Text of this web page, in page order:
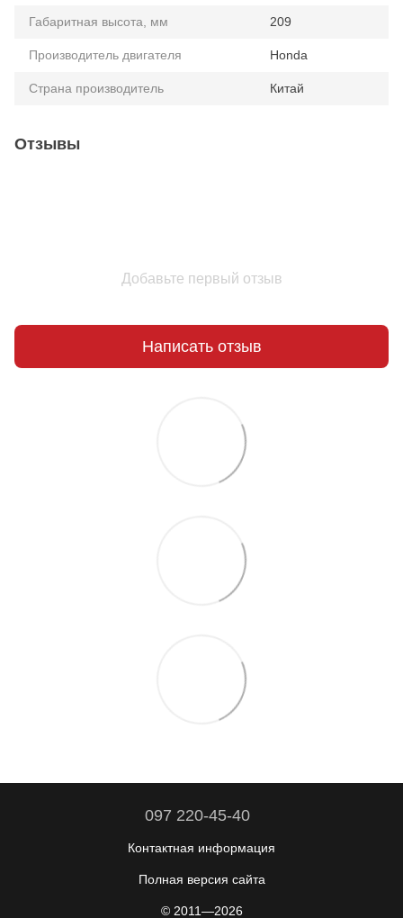
Габаритная высота, мм 209
Производитель двигателя Honda
Страна производитель Китай
Отзывы
Добавьте первый отзыв
Написать отзыв
097 220-45-40
Контактная информация
Полная версия сайта
© 2011—2026